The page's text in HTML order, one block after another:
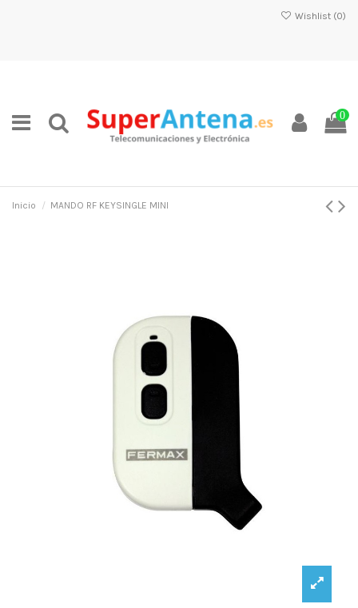
Wishlist (0)
0
Inicio MANDO RF KEYSINGLE MINI